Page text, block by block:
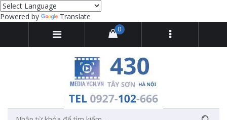
Powered by Translate
0